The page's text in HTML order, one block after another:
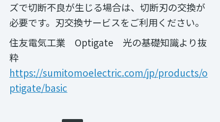
ズで切断不良が生じる場合は、切断刃の交換が
必要です。刃交換サービスをご利用ください。
住友電気工業 Optigate 光の基礎知識より抜
粋
https://sumitomoelectric.com/jp/products/o
ptigate/basic